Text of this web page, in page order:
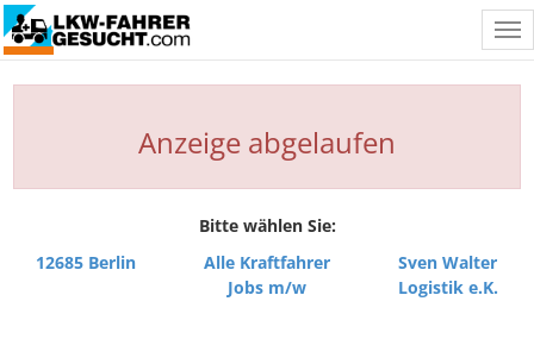
Anzeige abgelaufen
Bitte wählen Sie:
12685 Berlin
Alle Kraftfahrer
Jobs m/w
Sven Walter
Logistik e.K.